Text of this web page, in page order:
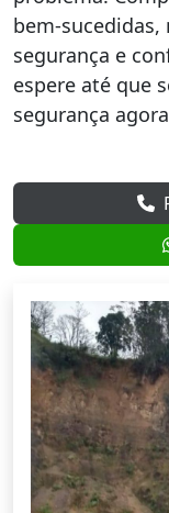
bem-
segurança e
espere até que
segurança